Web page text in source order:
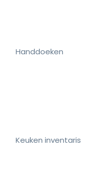
Handdoeken
Keuken inventaris